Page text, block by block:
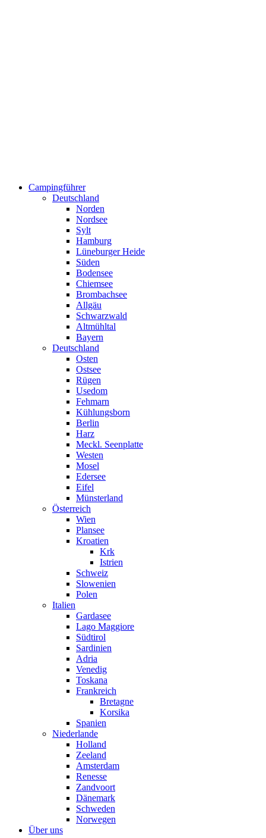
Campingführer
Deutschland
Norden
Nordsee
Sylt
Hamburg
Lüneburger Heide
Süden
Bodensee
Chiemsee
Brombachsee
Allgäu
Schwarzwald
Altmühltal
Bayern
Deutschland
Osten
Ostsee
Rügen
Usedom
Fehmarn
Kühlungsborn
Berlin
Harz
Meckl. Seenplatte
Westen
Mosel
Edersee
Eifel
Münsterland
Österreich
Wien
Plansee
Kroatien
Krk
Istrien
Schweiz
Slowenien
Polen
Italien
Gardasee
Lago Maggiore
Südtirol
Sardinien
Adria
Venedig
Toskana
Frankreich
Bretagne
Korsika
Spanien
Niederlande
Holland
Zeeland
Amsterdam
Renesse
Zandvoort
Dänemark
Schweden
Norwegen
Über uns